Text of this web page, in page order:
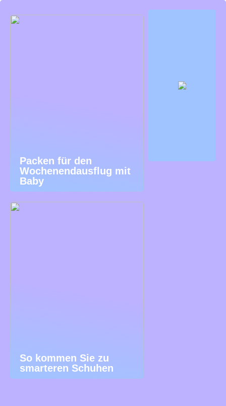
Packen für den
Wochenendausflug mit
Baby
So kommen Sie zu
smarteren Schuhen